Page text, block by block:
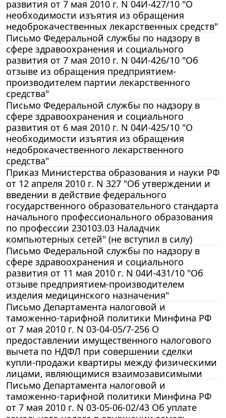
развития от 7 мая 2010 г. N 04И-427/10 "О
необходимости изъятия из обращения
недоброкачественных лекарственных средств"
Письмо Федеральной службы по надзору в
сфере здравоохранения и социального
развития от 7 мая 2010 г. N 04И-426/10 "Об
отзыве из обращения предприятием-
производителем партии лекарственного
средства"
Письмо Федеральной службы по надзору в
сфере здравоохранения и социального
развития от 6 мая 2010 г. N 04И-425/10 "О
необходимости изъятия из обращения
недоброкачественного лекарственного
средства"
Приказ Министерства образования и науки РФ
от 12 апреля 2010 г. N 327 "Об утверждении и
введении в действие федерального
государственного образовательного стандарта
начального профессионального образования
по профессии 230103.03 Наладчик
компьютерных сетей" (не вступил в силу)
Письмо Федеральной службы по надзору в
сфере здравоохранения и социального
развития от 11 мая 2010 г. N 04И-431/10 "Об
отзыве предприятием-производителем
изделия медицинского назначения"
Письмо Департамента налоговой и
таможенно-тарифной политики Минфина РФ
от 7 мая 2010 г. N 03-04-05/7-256 О
предоставлении имущественного налогового
вычета по НДФЛ при совершении сделки
купли-продажи квартиры между физическими
лицами, являющимися взаимозависимыми
Письмо Департамента налоговой и
таможенно-тарифной политики Минфина РФ
от 7 мая 2010 г. N 03-05-06-02/43 Об уплате